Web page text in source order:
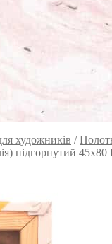
художників /
підгорнутий